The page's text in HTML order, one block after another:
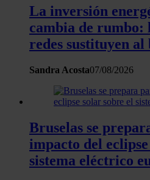
La inversión
cambia de rumbo:
redes sustituyen
Sandra Acosta07/08/2026
Bruselas se
impacto del
sistema eléctrico